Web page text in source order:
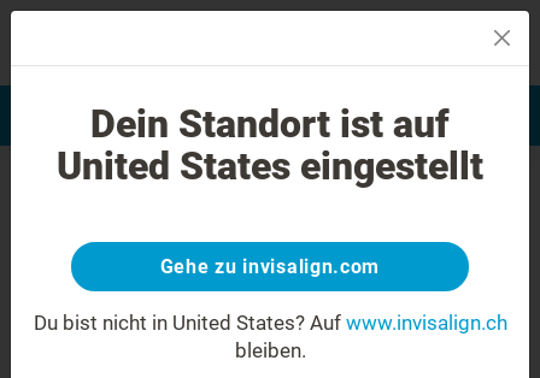
Bewertung Ihres Lächelns Invisalign Anwender finden
404 Fehler
Seien Sie nicht enttäuscht
Diese Seite ist nicht verfügbar, andere
dagegen schon:
Dein Standort ist auf
United States eingestellt
Gehe zu invisalign.com
Du bist nicht in United States? Auf www.invisalign.ch
bleiben.